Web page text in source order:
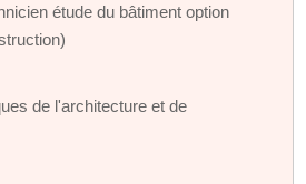
étude du bâtiment option
de l'architecture et de